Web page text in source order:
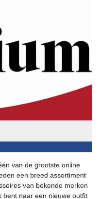
van de grootste online
een breed assortiment
van bekende merken
bent naar een nieuwe outfit